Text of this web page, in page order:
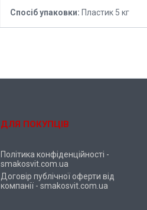
Спосіб упаковки: Пластик 5 кг
ДЛЯ ПОКУПЦІВ
Політика конфіденційності -
smakosvit.com.ua
Договір публічної оферти від
компанії - smakosvit.com.ua